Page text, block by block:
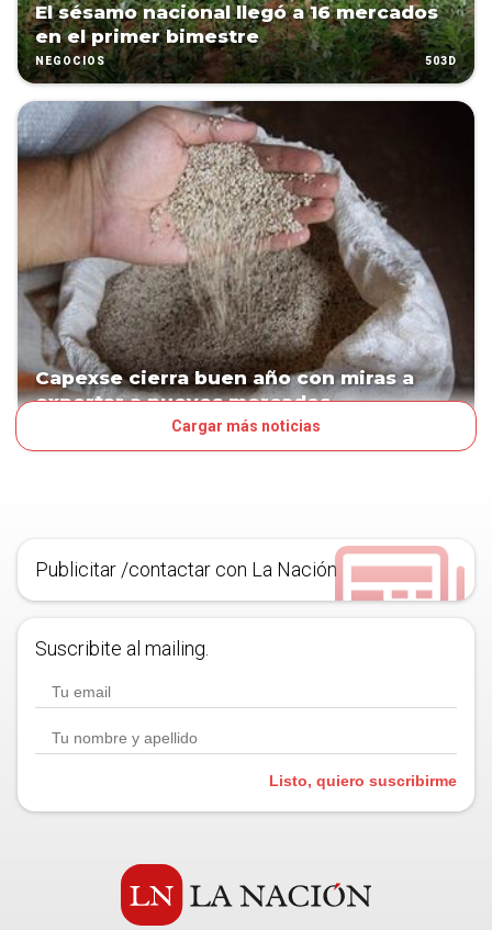
El sésamo nacional llegó a 16 mercados
en el primer bimestre
NEGOCIOS 503D
Capexse cierra buen año con miras a
exportar a nuevos mercados
Cargar más noticias
Publicitar /contactar con La Nación
Suscribite al mailing.
Listo, quiero suscribirme